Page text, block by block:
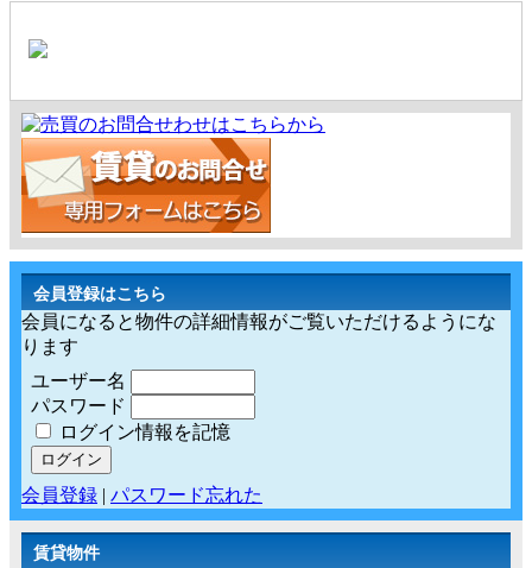
会員登録はこちら
会員になると物件の詳細情報がご覧いただけるようにな
ります
ユーザー名
パスワード
ログイン情報を記憶
会員登録 | パスワード忘れた
賃貸物件